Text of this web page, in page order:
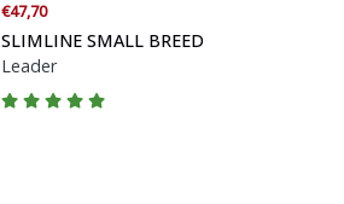
€47,70
SLIMLINE SMALL BREED
Leader